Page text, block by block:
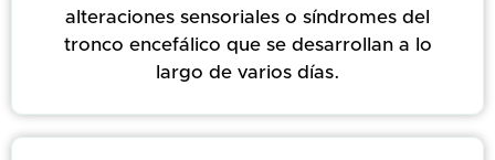
alteraciones sensoriales o síndromes del
tronco encefálico que se desarrollan a lo
largo de varios días.